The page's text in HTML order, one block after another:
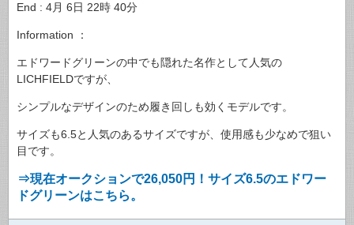
End : 4月 6日 22時 40分
Information ：
エドワードグリーンの中でも隠れた名作として人気の
LICHFIELDですが、
シンプルなデザインのため履き回しも効くモデルです。
サイズも6.5と人気のあるサイズですが、使用感も少なめで狙い
目です。
⇒現在オークションで26,050円！サイズ6.5のエドワー
ドグリーンはこちら。